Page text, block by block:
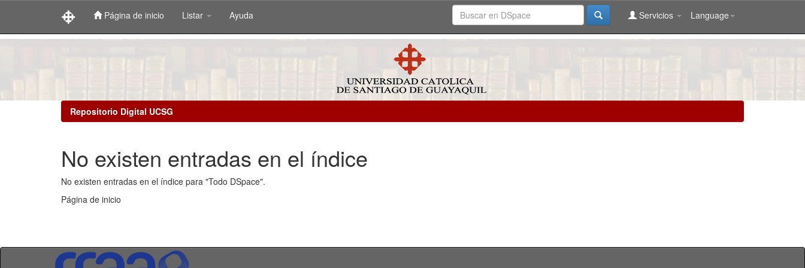
Página de inicio Listar Ayuda Language
Servicios
Repositorio Digital UCSG
No existen entradas en el índice
No existen entradas en el índice para "Todo DSpace".
Página de inicio